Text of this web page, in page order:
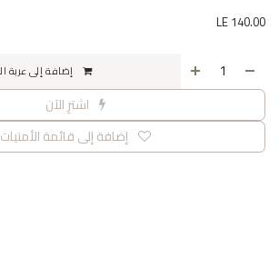
140.00
إضافة إلى قائمة الأمنيات